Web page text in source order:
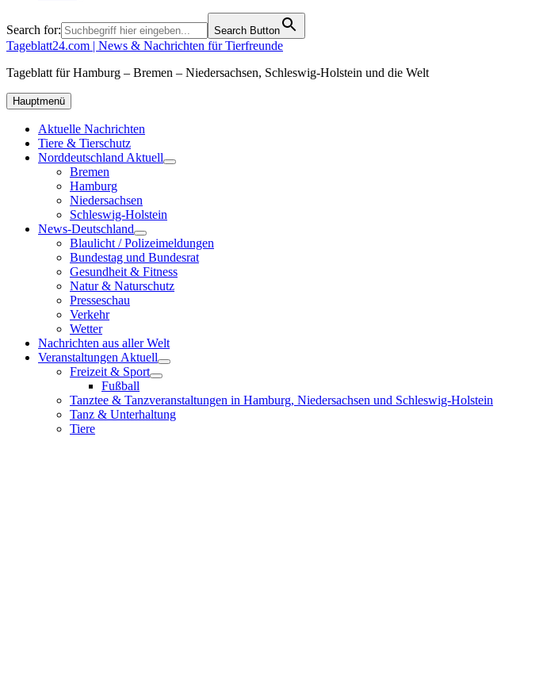
Search for: Search Button
Tageblatt24.com | News & Nachrichten für Tierfreunde
Tageblatt für Hamburg – Bremen – Niedersachsen, Schleswig-Holstein und die Welt
Hauptmenü
Aktuelle Nachrichten
Tiere & Tierschutz
Norddeutschland Aktuell
Bremen
Hamburg
Niedersachsen
Schleswig-Holstein
News-Deutschland
Blaulicht / Polizeimeldungen
Bundestag und Bundesrat
Gesundheit & Fitness
Natur & Naturschutz
Presseschau
Verkehr
Wetter
Nachrichten aus aller Welt
Veranstaltungen Aktuell
Freizeit & Sport
Fußball
Tanztee & Tanzveranstaltungen in Hamburg, Niedersachsen und Schleswig-Holstein
Tanz & Unterhaltung
Tiere